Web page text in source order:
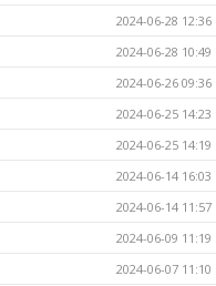
2024-06-28 12:36
2024-06-28 10:49
2024-06-26 09:36
2024-06-25 14:23
2024-06-25 14:19
2024-06-14 16:03
2024-06-14 11:57
2024-06-09 11:19
2024-06-07 11:10